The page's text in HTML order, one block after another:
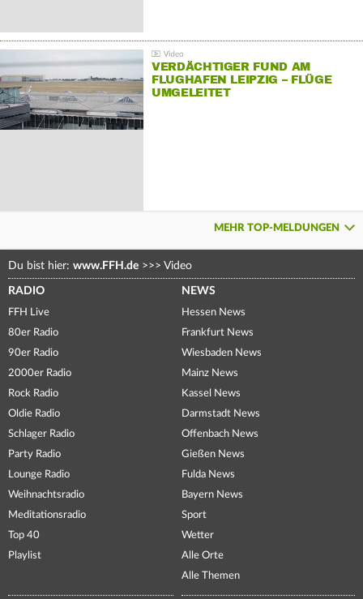
VERDÄCHTIGER FUND AM
FLUGHAFEN LEIPZIG – FLÜGE
UMGELEITET
MEHR TOP-MELDUNGEN
Du bist hier: www.FFH.de >>> Video
RADIO
FFH Live
80er Radio
90er Radio
2000er Radio
Rock Radio
Oldie Radio
Schlager Radio
Party Radio
Lounge Radio
Weihnachtsradio
Meditationsradio
Top 40
Playlist
NEWS
Hessen News
Frankfurt News
Wiesbaden News
Mainz News
Kassel News
Darmstadt News
Offenbach News
Gießen News
Fulda News
Bayern News
Sport
Wetter
Alle Orte
Alle Themen